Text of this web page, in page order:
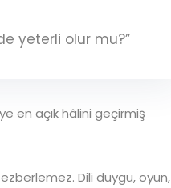
yeterli olur mu?”
en açık hâlini geçirmiş
Dili duygu, oyun,